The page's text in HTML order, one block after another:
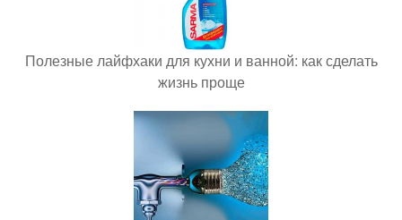
Полезные лайфхаки для кухни и ванной: как сделать
жизнь проще